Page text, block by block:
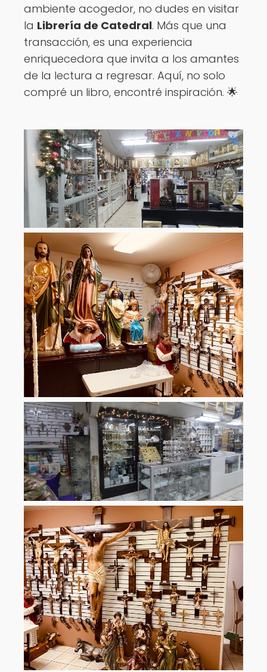
ambiente acogedor, no dudes en visitar
la Librería de Catedral. Más que una
transacción, es una experiencia
enriquecedora que invita a los amantes
de la lectura a regresar. Aquí, no solo
compré un libro, encontré inspiración. 🌟